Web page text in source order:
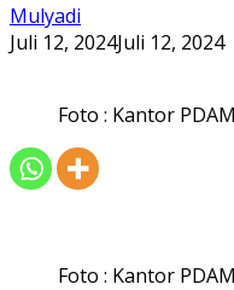
Mulyadi
Juli 12, 2024Juli 12, 2024
Foto : Kantor
Foto : Kantor